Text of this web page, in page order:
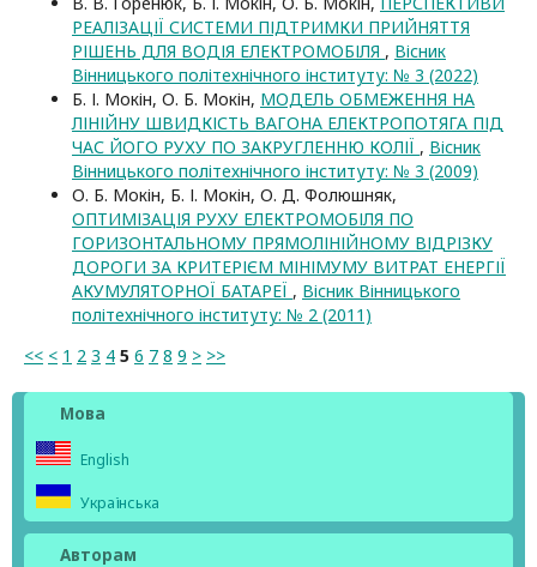
РЕАЛІЗАЦІЇ СИСТЕМИ ПІДТРИМКИ ПРИЙНЯТТЯ
РІШЕНЬ ДЛЯ ВОДІЯ ЕЛЕКТРОМОБІЛЯ , Вісник
Вінницького політехнічного інституту: № 3 (2022)
Б. І. Мокін, О. Б. Мокін, МОДЕЛЬ ОБМЕЖЕННЯ НА
ЛІНІЙНУ ШВИДКІСТЬ ВАГОНА ЕЛЕКТРОПОТЯГА ПІД
ЧАС ЙОГО РУХУ ПО ЗАКРУГЛЕННЮ КОЛІЇ , Вісник
Вінницького політехнічного інституту: № 3 (2009)
О. Б. Мокін, Б. І. Мокін, О. Д. Фолюшняк,
ОПТИМІЗАЦІЯ РУХУ ЕЛЕКТРОМОБІЛЯ ПО
ГОРИЗОНТАЛЬНОМУ ПРЯМОЛІНІЙНОМУ ВІДРІЗКУ
ДОРОГИ ЗА КРИТЕРІЄМ МІНІМУМУ ВИТРАТ ЕНЕРГІЇ
АКУМУЛЯТОРНОЇ БАТАРЕЇ , Вісник Вінницького
політехнічного інституту: № 2 (2011)
<< < 1 2 3 4 5 6 7 8 9 > >>
Мова
English
Українська
Авторам